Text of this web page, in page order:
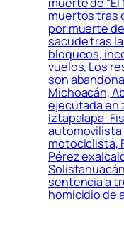
muertos tras
por muerte de
sacude tras
bloqueos,
vuelos, Los
son
Michoacán,
ejecutada en
Iztapalapa:
automovilista
motociclista,
Pérez
sentencia a
homicidio de